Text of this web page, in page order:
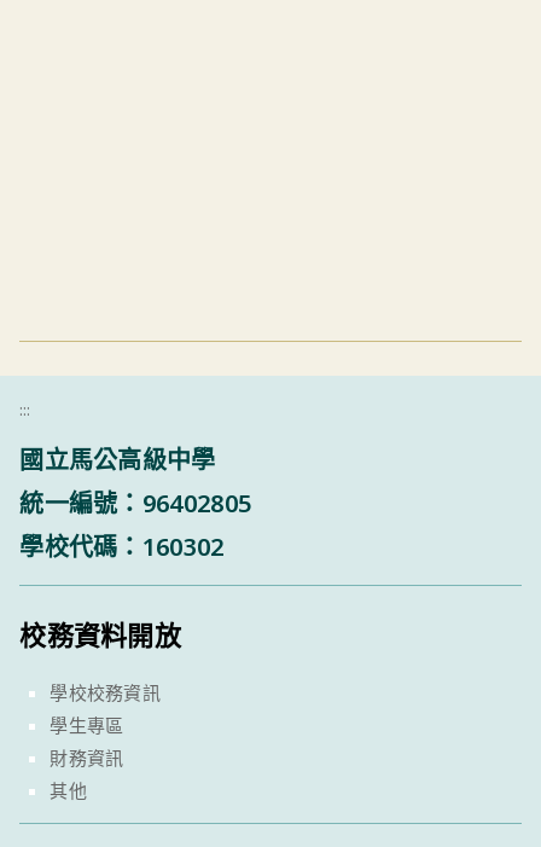
:::
國立馬公高級中學
統一編號：96402805
學校代碼：160302
校務資料開放
學校校務資訊
學生專區
財務資訊
其他